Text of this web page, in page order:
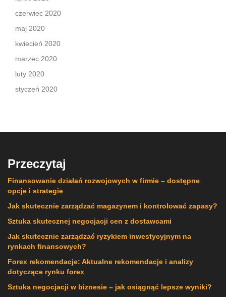
czerwiec 2020
maj 2020
kwiecień 2020
marzec 2020
luty 2020
styczeń 2020
Przeczytaj
Finansowanie działań rozwojowych w firmie – dostępne
opcje i strategie
Jak skutecznie zarządzać magazynem i kontrolować zapasy?
Sztuka skutecznej negocjacji cen z dostawcami
Jak skutecznie zarządzać ryzykiem inwestycyjnym na
rynkach finansowych?
Forex rekomendacje: Aktualne rekomendacje i analizy
dotyczące rynku forex
Sztuka negocjacji w biznesie – jak osiągnąć lepsze wyniki?